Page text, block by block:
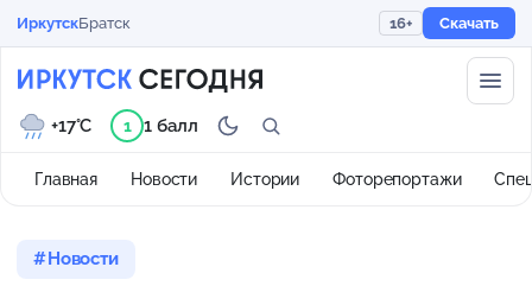
ИркутскБратск 16+ Скачать
Главная Новости Истории Фоторепортажи
+17°C 1 1 балл
Новости